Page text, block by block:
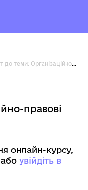
теми: Організаційно-правові форми ЦНАП
правові
онлайн-курсу,
aбо увійдіть в